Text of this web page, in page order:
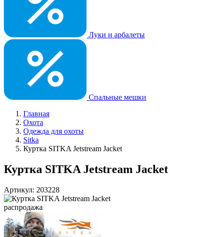
Луки и арбалеты
Спальные мешки
Главная
Охота
Одежда для охоты
Sitka
Куртка SITKA Jetstream Jacket
Куртка SITKA Jetstream Jacket
Артикул: 203228
распродажа